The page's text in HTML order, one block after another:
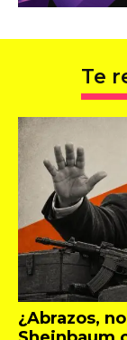
Te
¿Abrazos,